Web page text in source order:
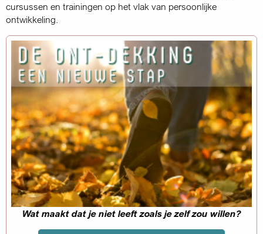
cursussen en trainingen op het vlak van persoonlijke
ontwikkeling.
leeft zoals je zelf zou willen?
Jouw eerste stap
►Emotioneel